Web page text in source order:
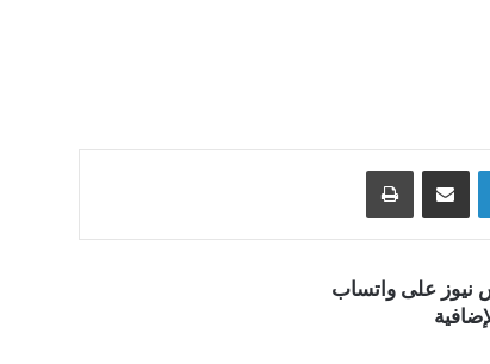
لينكدإن مشاركة عبر البريد
نيوز على واتساب